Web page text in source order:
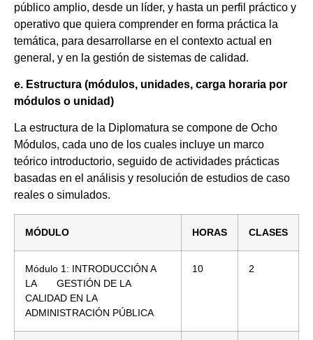
público amplio, desde un líder, y hasta un perfil práctico y
operativo que quiera comprender en forma práctica la
temática, para desarrollarse en el contexto actual en
general, y en la gestión de sistemas de calidad.
e. Estructura (módulos, unidades, carga horaria por
módulos o unidad)
La estructura de la Diplomatura se compone de Ocho
Módulos, cada uno de los cuales incluye un marco
teórico introductorio, seguido de actividades prácticas
basadas en el análisis y resolución de estudios de caso
reales o simulados.
MÓDULO HORAS CLASES
Módulo 1: INTRODUCCIÓN A
LA GESTIÓN DE LA
CALIDAD EN LA
ADMINISTRACIÓN PÚBLICA
10 2